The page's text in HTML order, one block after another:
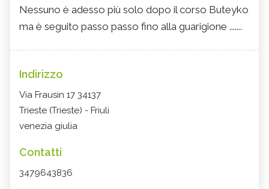
Nessuno è adesso più solo dopo il corso Buteyko
ma è seguito passo passo fino alla guarigione .......
Indirizzo
Via Frausin 17 34137
Trieste (Trieste) - Friuli
venezia giulia
Contatti
3479643836